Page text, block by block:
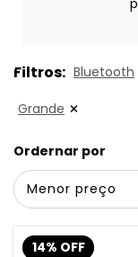
Filtros: Bluetooth
Grande
Ordernar por
14% OFF